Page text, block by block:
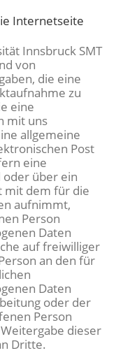
Internetseite
Innsbruck SMT
von
die eine
zu
eine
mit uns
allgemeine
Post
eine
oder über ein
mit dem für die
aufnimmt,
Person
Daten
auf freiwilliger
an den für
Daten
oder der
Person
dieser
Dritte.